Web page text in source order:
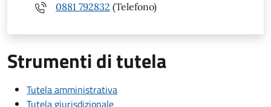
0881 792832 (Telefono)
Strumenti di tutela
Tutela amministrativa
Tutela giurisdizionale